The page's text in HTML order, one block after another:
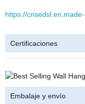
https://
Certificaciones
Embalaje y envío